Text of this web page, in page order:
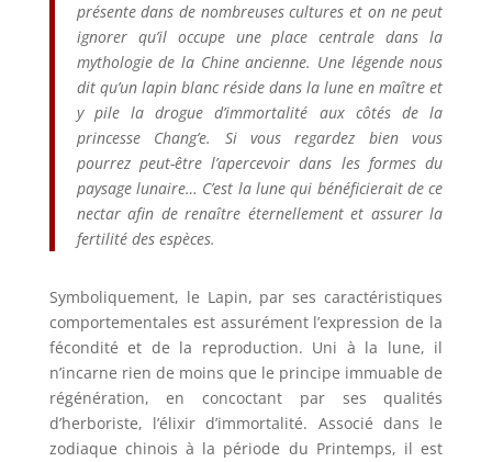
présente dans de nombreuses cultureset on ne peut
ignorer qu’il occupe une place centrale dans la
mythologie de la Chine ancienne. Une légende nous
dit qu’un lapin blanc réside dans la lune en maître et
y pile la drogue d’immortalité aux côtés de la
princesse Chang’e. Si vous regardez bien vous
pourrez peut-être l’apercevoir dans les formes du
paysage lunaire… C’est la lune qui bénéficierait de ce
nectar afin de renaître éternellement et assurer la
fertilité des espèces.
Symboliquement, le Lapin, par ses caractéristiques
comportementales est assurément l’expression de la
fécondité et de la reproduction. Uni à la lune, il
n’incarne rien de moins que le principe immuable de
régénération, en concoctant par ses qualités
d’herboriste, l’élixir d’immortalité. Associé dans le
zodiaque chinois à la période du Printemps, il est